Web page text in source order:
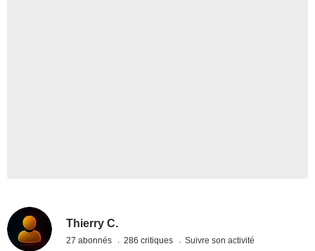
Thierry C.
27 abonnés 286 critiques Suivre son activité